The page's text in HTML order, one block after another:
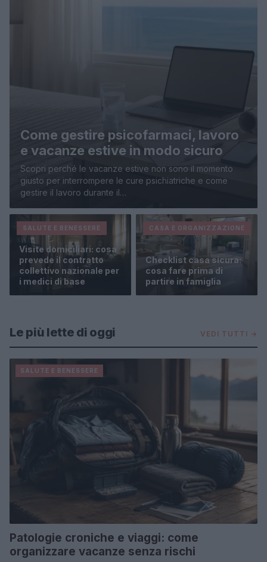
Come gestire psicofarmaci, lavoro
e vacanze estive in modo sicuro
Scopri perché le vacanze estive non sono il momento
giusto per interrompere le cure psichiatriche e come
gestire il lavoro durante il…
SALUTE E BENESSERE
Visite domiciliari: cosa
prevede il contratto
collettivo nazionale per
i medici di base
CASA E ORGANIZZAZIONE
Checklist casa sicura:
cosa fare prima di
partire in famiglia
Le più lette di oggi VEDI TUTTI →
SALUTE E BENESSERE
Patologie croniche e viaggi: come
organizzare vacanze senza rischi